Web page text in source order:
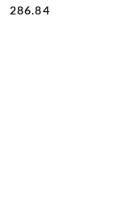
Cena:
Cena:
286.84